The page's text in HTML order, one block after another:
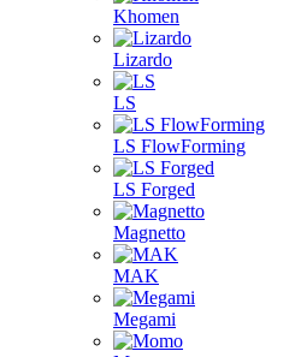
Khomen
Lizardo
LS
LS FlowForming
LS Forged
Magnetto
MAK
Megami